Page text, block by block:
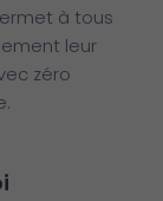
à tous
leur
zéro